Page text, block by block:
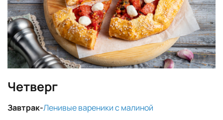
Четверг
Завтрак-Ленивые вареники с малиной